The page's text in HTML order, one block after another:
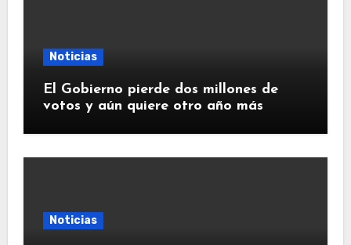
Noticias
El Gobierno pierde dos millones de
votos y aún quiere otro año más
Noticias